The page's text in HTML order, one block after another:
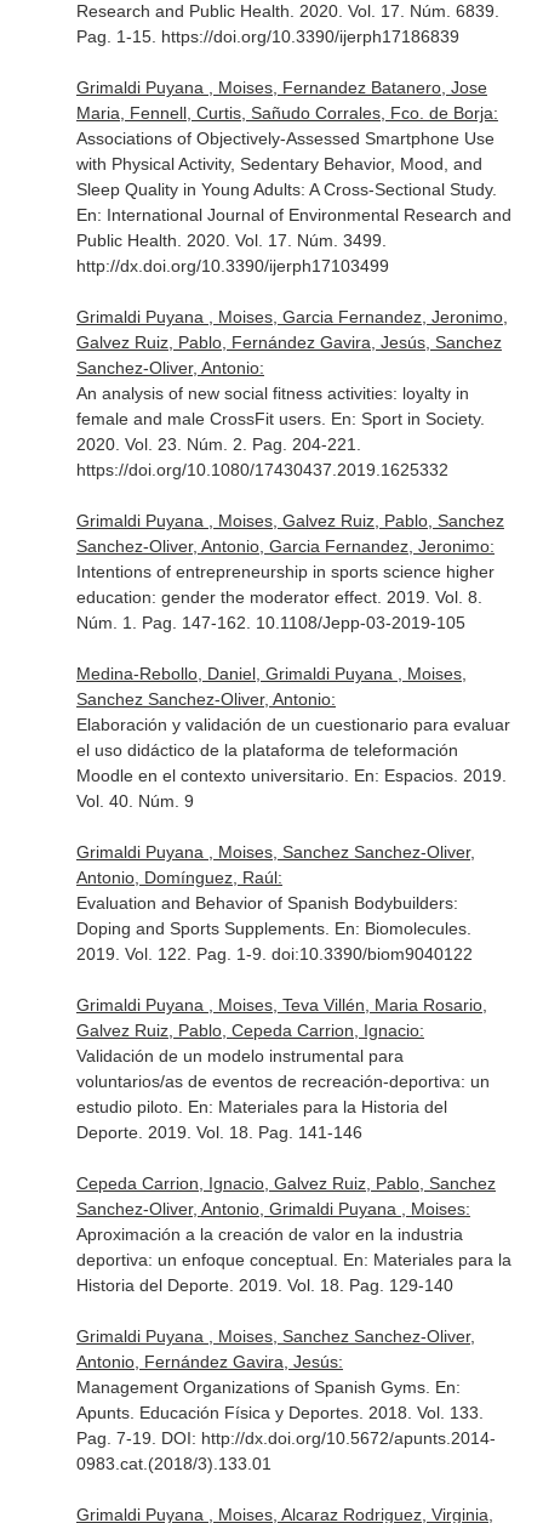
Research and Public Health . 2020. Vol. 17. Núm. 6839.
Pag. 1-15. https://doi.org/10.3390/ijerph17186839
Grimaldi Puyana , Moises, Fernandez Batanero, Jose
Maria, Fennell, Curtis, Sañudo Corrales, Fco. de Borja:
Associations of Objectively-Assessed Smartphone Use
with Physical Activity, Sedentary Behavior, Mood, and
Sleep Quality in Young Adults: A Cross-Sectional Study.
En: International Journal of Environmental Research and
Public Health . 2020. Vol. 17. Núm. 3499.
http://dx.doi.org/10.3390/ijerph17103499
Grimaldi Puyana , Moises, Garcia Fernandez, Jeronimo,
Galvez Ruiz, Pablo, Fernández Gavira, Jesús, Sanchez
Sanchez-Oliver, Antonio:
An analysis of new social fitness activities: loyalty in
female and male CrossFit users. En: Sport in Society.
2020. Vol. 23. Núm. 2. Pag. 204-221.
https://doi.org/10.1080/17430437.2019.1625332
Grimaldi Puyana , Moises, Galvez Ruiz, Pablo, Sanchez
Sanchez-Oliver, Antonio, Garcia Fernandez, Jeronimo:
Intentions of entrepreneurship in sports science higher
education: gender the moderator effect. 2019. Vol. 8.
Núm. 1. Pag. 147-162. 10.1108/Jepp-03-2019-105
Medina-Rebollo, Daniel, Grimaldi Puyana , Moises,
Sanchez Sanchez-Oliver, Antonio:
Elaboración y validación de un cuestionario para evaluar
el uso didáctico de la plataforma de teleformación
Moodle en el contexto universitario. En: Espacios. 2019.
Vol. 40. Núm. 9
Grimaldi Puyana , Moises, Sanchez Sanchez-Oliver,
Antonio, Domínguez, Raúl:
Evaluation and Behavior of Spanish Bodybuilders:
Doping and Sports Supplements. En: Biomolecules.
2019. Vol. 122. Pag. 1-9. doi:10.3390/biom9040122
Grimaldi Puyana , Moises, Teva Villén, Maria Rosario,
Galvez Ruiz, Pablo, Cepeda Carrion, Ignacio:
Validación de un modelo instrumental para
voluntarios/as de eventos de recreación-deportiva: un
estudio piloto. En: Materiales para la Historia del
Deporte. 2019. Vol. 18. Pag. 141-146
Cepeda Carrion, Ignacio, Galvez Ruiz, Pablo, Sanchez
Sanchez-Oliver, Antonio, Grimaldi Puyana , Moises:
Aproximación a la creación de valor en la industria
deportiva: un enfoque conceptual. En: Materiales para la
Historia del Deporte. 2019. Vol. 18. Pag. 129-140
Grimaldi Puyana , Moises, Sanchez Sanchez-Oliver,
Antonio, Fernández Gavira, Jesús:
Management Organizations of Spanish Gyms. En:
Apunts. Educación Física y Deportes. 2018. Vol. 133.
Pag. 7-19. DOI: http://dx.doi.org/10.5672/apunts.2014-
0983.cat.(2018/3).133.01
Grimaldi Puyana , Moises, Alcaraz Rodriguez, Virginia,